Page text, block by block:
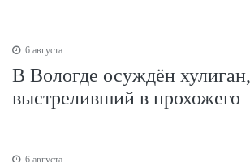
6 августа
В Вологде осуждён хулиган,
выстреливший в прохожего
6 августа